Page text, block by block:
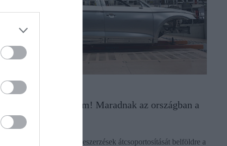
PIACOK
Beszállítók nyugalom! Maradnak az országban a
német cégek!
Nem tervezi a gyártás, a beszerzések átcsoportosítását belföldre a